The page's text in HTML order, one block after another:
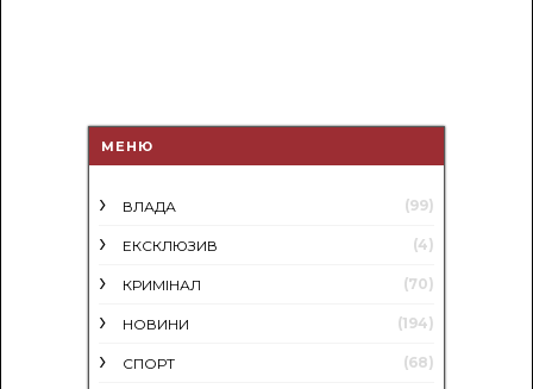
МЕНЮ
ВЛАДА (99)
ЕКСКЛЮЗИВ (4)
КРИМІНАЛ (70)
НОВИНИ (194)
СПОРТ (68)